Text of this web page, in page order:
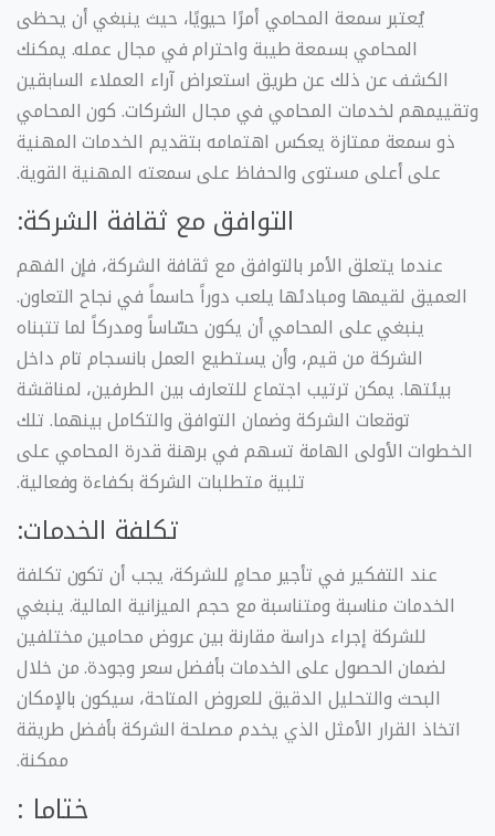
يُعتبر سمعة المحامي أمرًا حيويًا، حيث ينبغي أن يحظى
المحامي بسمعة طيبة واحترام في مجال عمله. يمكنك
الكشف عن ذلك عن طريق استعراض آراء العملاء السابقين
وتقييمهم لخدمات المحامي في مجال الشركات. كون المحامي
ذو سمعة ممتازة يعكس اهتمامه بتقديم الخدمات المهنية
على أعلى مستوى والحفاظ على سمعته المهنية القوية.
التوافق مع ثقافة الشركة:
عندما يتعلق الأمر بالتوافق مع ثقافة الشركة، فإن الفهم
العميق لقيمها ومبادئها يلعب دوراً حاسماً في نجاح التعاون.
ينبغي على المحامي أن يكون حسّاساً ومدركاً لما تتبناه
الشركة من قيم، وأن يستطيع العمل بانسجام تام داخل
بيئتها. يمكن ترتيب اجتماع للتعارف بين الطرفين، لمناقشة
توقعات الشركة وضمان التوافق والتكامل بينهما. تلك
الخطوات الأولى الهامة تسهم في برهنة قدرة المحامي على
تلبية متطلبات الشركة بكفاءة وفعالية.
تكلفة الخدمات:
عند التفكير في تأجير محامٍ للشركة، يجب أن تكون تكلفة
الخدمات مناسبة ومتناسبة مع حجم الميزانية المالية. ينبغي
للشركة إجراء دراسة مقارنة بين عروض محامين مختلفين
لضمان الحصول على الخدمات بأفضل سعر وجودة. من خلال
البحث والتحليل الدقيق للعروض المتاحة، سيكون بالإمكان
اتخاذ القرار الأمثل الذي يخدم مصلحة الشركة بأفضل طريقة
ممكنة.
ختاما :